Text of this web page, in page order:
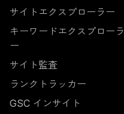
サイトエクスプローラー
キーワードエクスプローラ
ー
サイト監査
ランクトラッカー
GSC インサイト